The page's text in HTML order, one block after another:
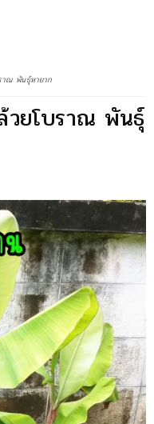
าณ พันธุ์หายาก
วยโบราณ พันธุ์